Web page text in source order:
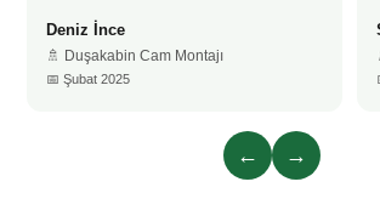
Deniz İnce
🚿 Duşakabin Cam Montajı
📅 Şubat 2025
← →